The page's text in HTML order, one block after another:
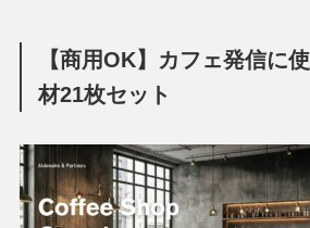
【商用OK】カフェ発信に
材21枚セット